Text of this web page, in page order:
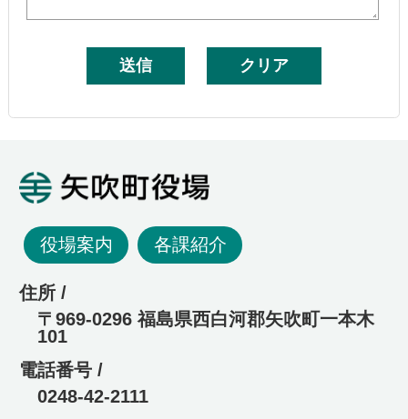
役場案内 各課紹介
住所 /
〒969-0296 福島県西白河郡矢吹町一本木
101
電話番号 /
0248-42-2111